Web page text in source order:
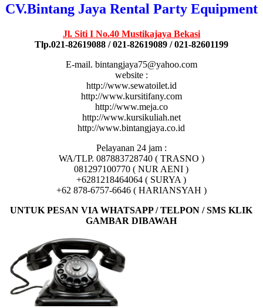
CV.Bintang Jaya Rental Party Equipment
Jl. Siti I No.40 Mustikajaya Bekasi
Tlp.021-82619088 / 021-82619089 / 021-82601199
E-mail. bintangjaya75@yahoo.com
website :
http://www.sewatoilet.id
http://www.kursitifany.com
http://www.meja.co
http://www.kursikuliah.net
http://www.bintangjaya.co.id
Pelayanan 24 jam :
WA/TLP. 087883728740 ( TRASNO )
081297100770 ( NUR AENI )
+6281218464064 ( SURYA )
+62 878-6757-6646 ( HARIANSYAH )
UNTUK PESAN VIA WHATSAPP / TELPON / SMS KLIK
GAMBAR DIBAWAH